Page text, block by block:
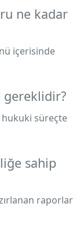
ne kadar
içerisinde
hukuki süreçte
sahip
raporlar